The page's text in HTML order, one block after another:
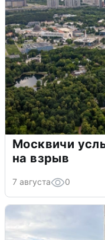
Москвичи
на взрыв
7 августа 0